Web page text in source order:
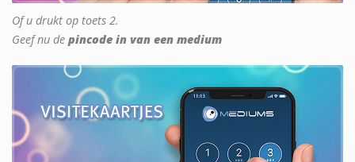
Of u drukt op toets 2.
Geef nu de pincode in van een medium